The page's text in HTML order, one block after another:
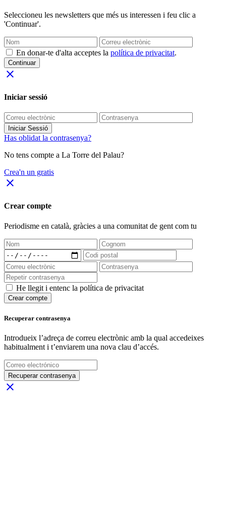
Seleccioneu les newsletters que més us interessen i feu clic a
'Continuar'.
En donar-te d'alta acceptes la política de privacitat.
Continuar
close
Iniciar sessió
Iniciar Sessió
Has oblidat la contrasenya?
No tens compte a La Torre del Palau?
Crea'n un gratis
close
Crear compte
Periodisme en català, gràcies a una comunitat de gent com tu
He llegit i entenc la política de privacitat
Crear compte
Recuperar contrasenya
Introdueix l’adreça de correu electrònic amb la qual accedeixes
habitualment i t’enviarem una nova clau d’accés.
Recuperar contrasenya
close